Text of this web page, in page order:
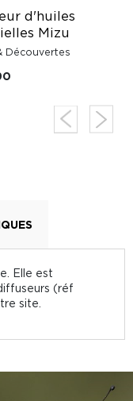
d'huiles
Mizu
Découvertes
Elle est
(réf
site.